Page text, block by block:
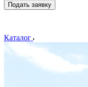
Подать заявку
Каталог